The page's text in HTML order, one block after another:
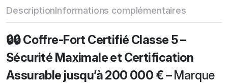
DescriptionInformations complémentaires
🔒🔒 Coffre-Fort Certifié Classe 5 –
Sécurité Maximale et Certification
Assurable jusqu’à 200 000 € –Marque